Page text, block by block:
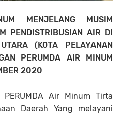
MENJELANG MUSIM
PENDISTRIBUSIAN AIR DI
(KOTA PELAYANAN
PERUMDA AIR MINUM
2020
PERUMDA Air Minum Tirta
Daerah Yang melayani